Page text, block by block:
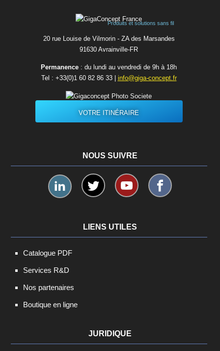
Produits et solutions sans fil
20 rue Louise de Vilmorin - ZA des Marsandes
91630 Avrainvilleㅤ-ㅤFR
Permanence : du lundi au vendredi de 9h à 18h
Tel : +33(0)1 60 82 86 33| info@giga-concept.fr
VOTRE ITINÉRAIRE
NOUS SUIVRE
LIENS UTILES
Catalogue PDF
Services R&D
Nos partenaires
Boutique en ligne
JURIDIQUE